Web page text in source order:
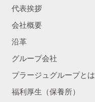
代表挨拶
会社概要
沿革
グループ会社
プラージュグループとは
福利厚生（保養所）